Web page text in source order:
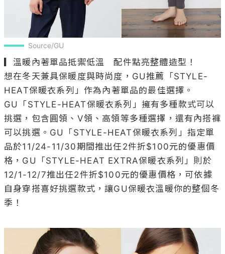
Source/GU
▎溫暖內著單品抵禦低溫　配件點亮整體造型！
想在冬天兼具保暖度與時尚度，GU推薦「STYLE-
HEAT保暖衣系列」作為內著單品的最佳選擇。
GU「STYLE-HEAT保暖衣系列」擁有多種款式可以
挑選，包含圓領、V領、高領等多種選擇，還有內搭褲
可以挑選。GU「STYLE-HEAT保暖衣系列」指定單
品於11/24-11/30期間推出任2件折$100元的優惠價
格，GU「STYLE-HEAT EXTRA保暖衣系列」則於
12/1-12/7推出任2件折$100元的優惠價格，可依據
自身穿搭喜好挑選款式，讓GU保暖衣溫暖你的整個冬
季！